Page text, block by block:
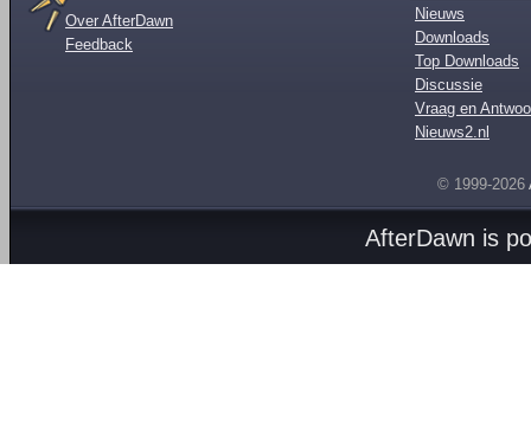
Over AfterDawn
Feedback
Nieuws
Downloads
Top Downloads
Discussie
Vraag en
Nieuws2.nl
© 1999-2026
AfterDawn is